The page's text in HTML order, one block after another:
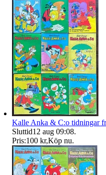
Kalle Anka & C:o tidningar
Sluttid12 aug 09:08.
Pris:100 kr,Köp nu.